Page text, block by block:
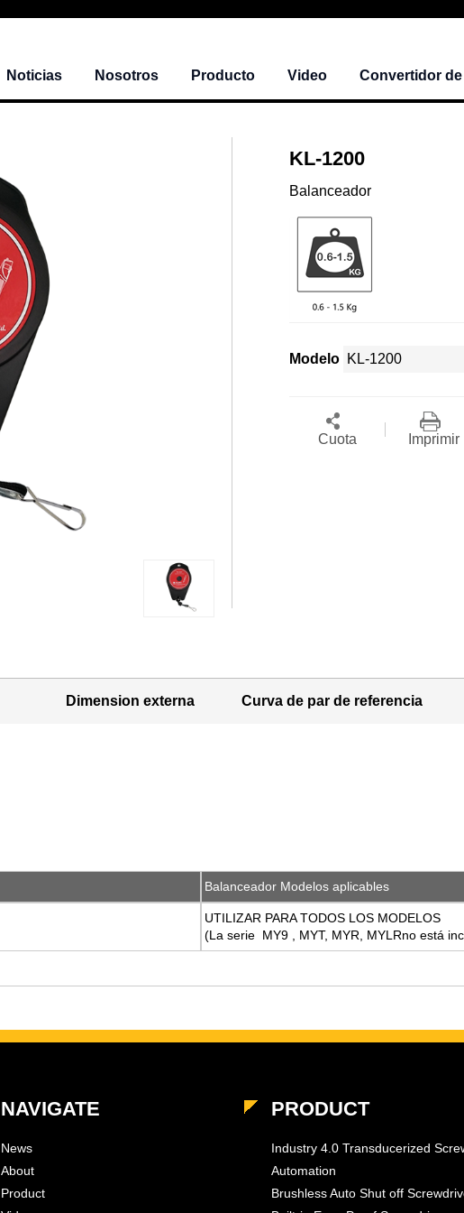
Noticias Nosotros Producto Video Convertidor
KL-1200
Balanceador
Modelo
Cuota Imprimir
Dimension externa Curva de par de referencia
Balanceador Modelos aplicables
UTILIZAR PARA TODOS LOS MODELOS
(La serie MY9 , MYT, MYR, MYLRno está
NAVIGATE
News
About
Product
PRODUCT
Industry 4.0 Transducerized
Automation
Brushless Auto Shut off